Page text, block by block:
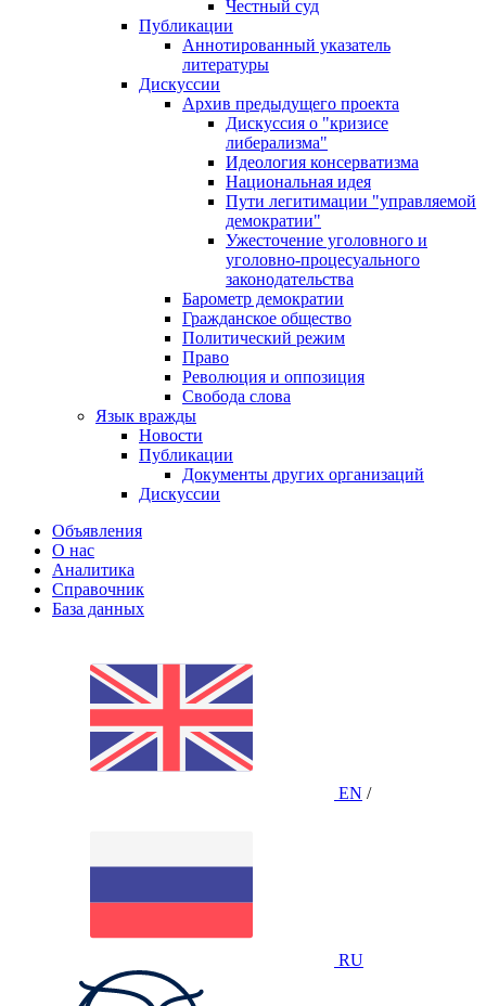
Честный суд
Публикации
Аннотированный указатель
литературы
Дискуссии
Архив предыдущего проекта
Дискуссия о "кризисе
либерализма"
Идеология консерватизма
Национальная идея
Пути легитимации "управляемой
демократии"
Ужесточение уголовного и
уголовно-процесуального
законодательства
Барометр демократии
Гражданское общество
Политический режим
Право
Революция и оппозиция
Свобода слова
Язык вражды
Новости
Публикации
Документы других организаций
Дискуссии
Объявления
О нас
Аналитика
Справочник
База данных
EN /
RU